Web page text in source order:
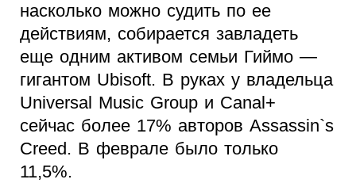
насколько можно судить по ее
действиям, собирается завладеть
еще одним активом семьи Гиймо —
гигантом Ubisoft. В руках у владельца
Universal Music Group и Canal+
сейчас более 17% авторов Assassin`s
Creed. В феврале было только
11,5%.